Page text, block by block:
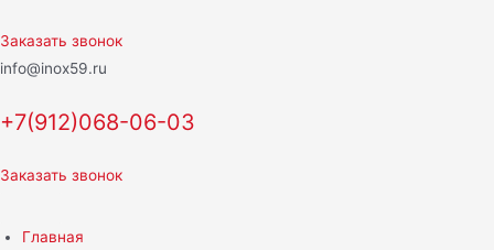
к
содержимому
Заказать звонок
info@inox59.ru
+7(912)068-06-03
Заказать звонок
Главная